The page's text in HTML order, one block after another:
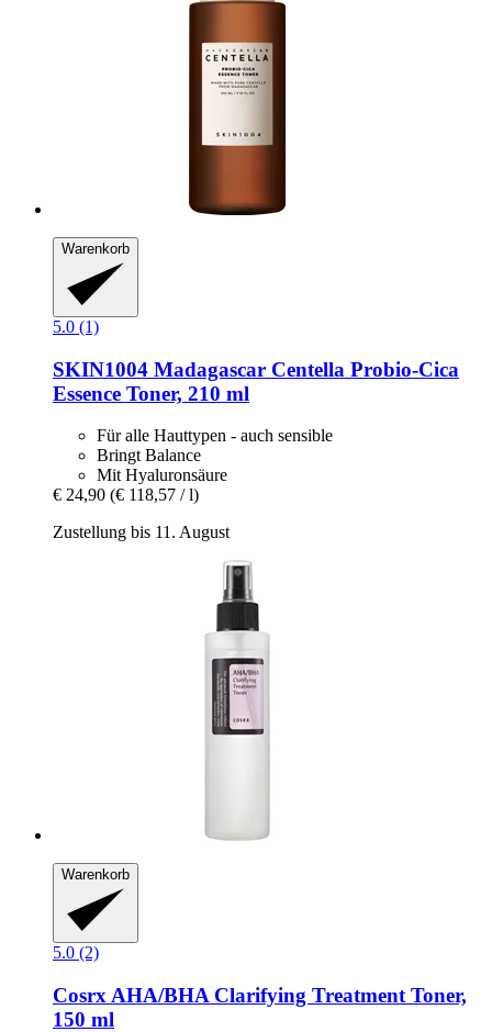
Warenkorb
5.0 (1)
SKIN1004 Madagascar Centella Probio-​Cica
Essence Toner, 210 ml
Für alle Hauttypen - auch sensible
Bringt Balance
Mit Hyaluronsäure
€ 24,90 (€ 118,57 / l)
Zustellung bis 11. August
Warenkorb
5.0 (2)
Cosrx AHA/BHA Clarifying Treatment Toner,
150 ml